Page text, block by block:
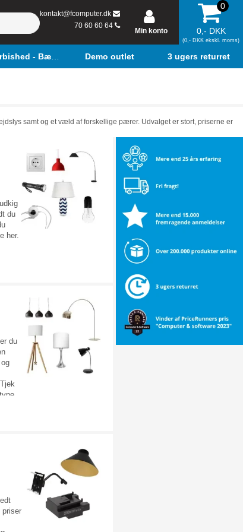
kontakt@fcomputer.dk
70 60 60 64
Min konto
0
0,- DKK
(0,- DKK ekskl. moms)
Refurbished - Bærbar Demo outlet 3 ugers returret
samt og et væld af forskellige pærer. Udvalget er stort, priserne er
du
her.
du
priser